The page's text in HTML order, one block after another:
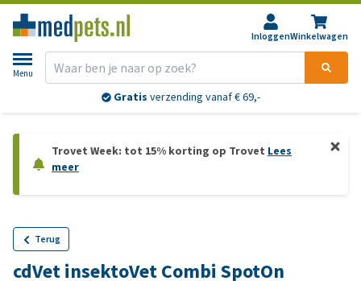
InloggenWinkelwagen
Menu
Gratis verzending vanaf € 69,-
Trovet Week: tot 15% korting op Trovet Lees
meer
Terug
cdVet insektoVet Combi SpotOn